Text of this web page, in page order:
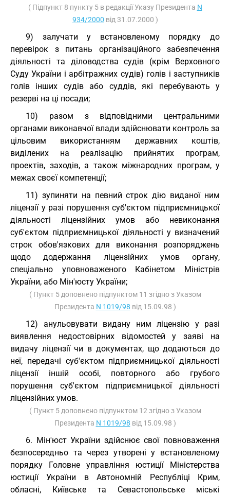
( Підпункт 8 пункту 5 в редакції Указу Президента N
934/2000 від 31.07.2000 )
9) залучати у встановленому порядку до
перевірок з питань організаційного забезпечення
діяльності та діловодства судів (крім Верховного
Суду України і арбітражних судів) голів і заступників
голів інших судів або суддів, які перебувають у
резерві на ці посади;
10) разом з відповідними центральними
органами виконавчої влади здійснювати контроль за
цільовим використанням державних коштів,
виділених на реалізацію прийнятих програм,
проектів, заходів, а також міжнародних програм, у
межах своєї компетенції;
11) зупиняти на певний строк дію виданої ним
ліцензії у разі порушення суб'єктом підприємницької
діяльності ліцензійних умов або невиконання
суб'єктом підприємницької діяльності у визначений
строк обов'язкових для виконання розпоряджень
щодо додержання ліцензійних умов органу,
спеціально уповноваженого Кабінетом Міністрів
України, або Мін'юсту України;
( Пункт 5 доповнено підпунктом 11 згідно з Указом
Президента N 1019/98 від 15.09.98 )
12) анульовувати видану ним ліцензію у разі
виявлення недостовірних відомостей у заяві на
видачу ліцензії чи в документах, що додаються до
неї, передачі суб'єктом підприємницької діяльності
ліцензії іншій особі, повторного або грубого
порушення суб'єктом підприємницької діяльності
ліцензійних умов.
( Пункт 5 доповнено підпунктом 12 згідно з Указом
Президента N 1019/98 від 15.09.98 )
6. Мін'юст України здійснює свої повноваження
безпосередньо та через утворені у встановленому
порядку Головне управління юстиції Міністерства
юстиції України в Автономній Республіці Крим,
обласні, Київське та Севастопольське міські